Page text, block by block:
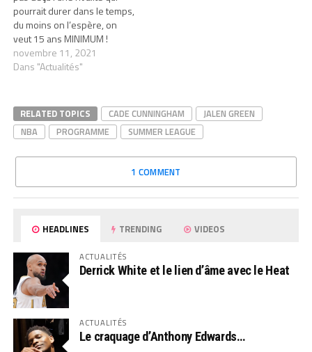
pourrait durer dans le temps,
du moins on l’espère, on
veut 15 ans MINIMUM !
novembre 11, 2021
Dans "Actualités"
RELATED TOPICS CADE CUNNINGHAM
JALEN GREEN
NBA
PROGRAMME SUMMER LEAGUE
1 COMMENT
HEADLINES TRENDING VIDEOS
ACTUALITÉS
Derrick White et le lien d’âme avec le Heat
ACTUALITÉS
Le craquage d’Anthony Edwards…